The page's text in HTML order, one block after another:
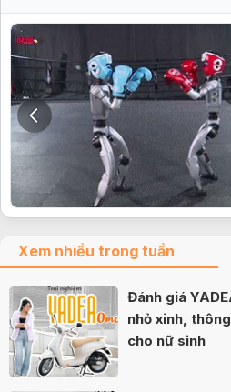
Xem nhiều trong tuần
Đánh giá
nhỏ xinh,
cho nữ sinh